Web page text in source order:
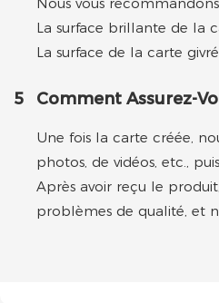
La surface brillante de la
La surface de la carte
5 Comment Assurez-
Une fois la carte créée,
photos, de vidéos, etc.,
Après avoir reçu le
problèmes de qualité, et